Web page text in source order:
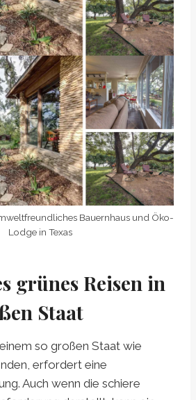
Bauernhaus und Öko-
Lodge in Texas
grünes Reisen in
Staat
so großen Staat wie
erfordert eine
Auch wenn die schiere